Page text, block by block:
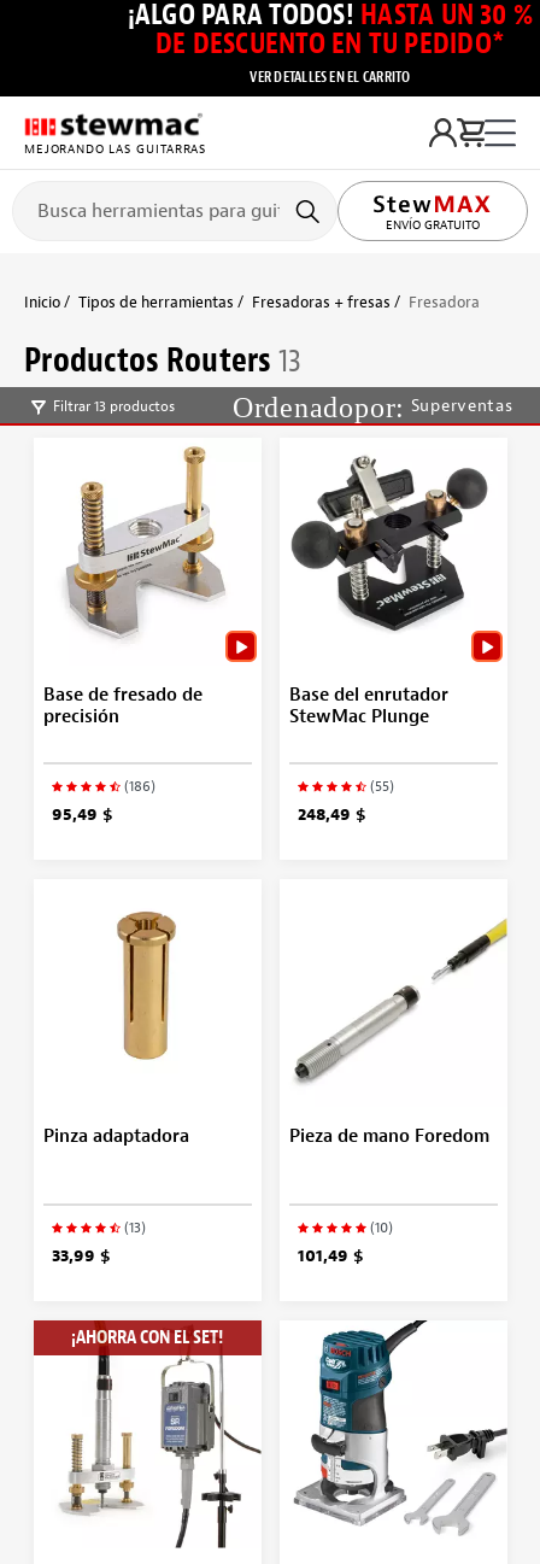
¡ALGO PARA TODOS! HASTA UN 30 %
DE DESCUENTO EN TU PEDIDO*
VER DETALLES EN EL CARRITO
MEJORANDO LAS GUITARRAS
ENVÍO GRATUITO
Inicio Tipos de herramientas Fresadoras + fresas Fresadora
Productos Routers13
Filtrar 13 productos Superventas
Base de fresado de
precisión
(186)
95,49 $
Base del enrutador
StewMac Plunge
(55)
248,49 $
Pinza adaptadora
(13)
33,99 $
Pieza de mano Foredom
(10)
101,49 $
¡AHORRA CON EL SET!